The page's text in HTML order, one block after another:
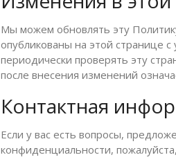
Мы можем обновлять эту
опубликованы на этой странице
периодически проверять эту
после внесения изменений
Контактная
Если у вас есть вопросы,
конфиденциальности,